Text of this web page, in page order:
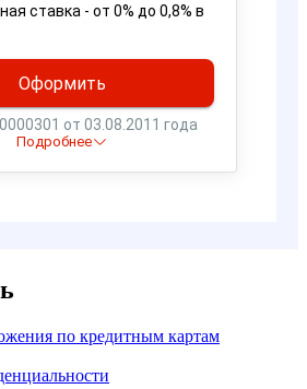
по кредитным картам